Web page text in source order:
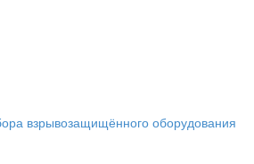
взрывозащищённого оборудования